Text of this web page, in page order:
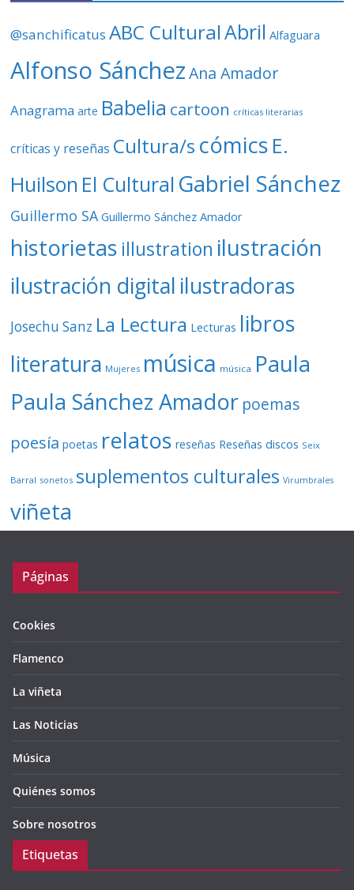
e
@sanchificatus ABC CulturalAbril Alfaguara
Alfonso Sánchez Ana Amador
Anagrama arte Babelia cartoon críticas literarias
críticas y reseñas Cultura/s cómics E.
Huilson El Cultural Gabriel Sánchez
Guillermo SA Guillermo Sánchez Amador
historietas illustration ilustración
ilustración digital ilustradoras
Josechu Sanz La Lectura Lecturas libros
literatura Mujeres música música Paula
Paula Sánchez Amador poemas
poesía poetas relatos reseñas Reseñas discos Seix
Barral sonetos suplementos culturales Virumbrales
viñeta
Páginas
Cookies
Flamenco
La viñeta
Las Noticias
Música
Quiénes somos
Sobre nosotros
Etiquetas